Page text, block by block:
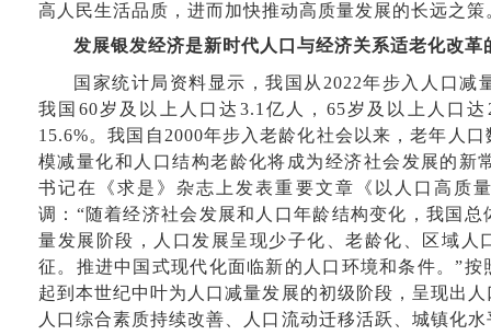
高人民生活品质，进而加快推动高质量发展的长远之策
发展银发经济是新时代人口与经济关系适老化改革
国家统计局资料显示，我国从2022年步入人口减
我国60岁及以上人口达3.1亿人，65岁及以上人口
15.6%。我国自2000年步入老龄化社会以来，老年人
模减量化和人口结构老龄化将成为经济社会发展的新
书记在《求是》杂志上发表重要文章《以人口高质
调：“随着经济社会发展和人口年龄结构变化，我国
量发展阶段，人口发展呈现少子化、老龄化、区域人
征。推进中国式现代化面临新的人口环境和条件。”
起到本世纪中叶为人口减量发展的初级阶段，呈现出
人口综合素质持续改善、人口流动迁移活跃、城镇化